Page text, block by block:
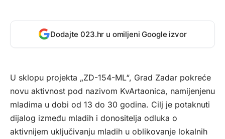
Dodajte 023.hr u omiljeni Google izvor
U sklopu projekta „ZD-154-ML“, Grad Zadar pokreće
novu aktivnost pod nazivom KvArtaonica, namijenjenu
mladima u dobi od 13 do 30 godina. Cilj je potaknuti
dijalog između mladih i donositelja odluka o
aktivnijem uključivanju mladih u oblikovanje lokalnih